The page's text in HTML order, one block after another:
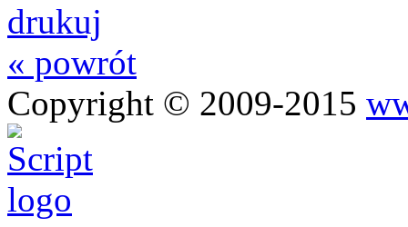
drukuj
« powrót
Copyright © 2009-2015